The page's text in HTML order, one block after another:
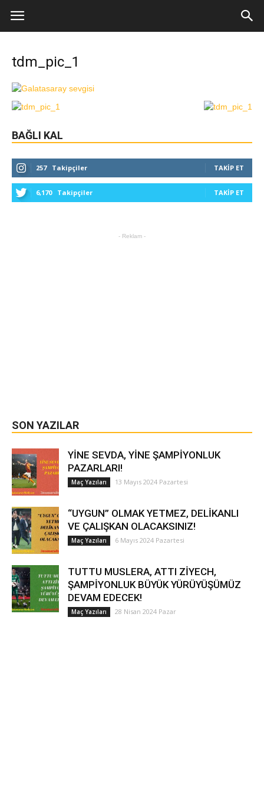
tdm_pic_1
BAĞLI KAL
257 Takipçiler TAKIP ET
6,170 Takipçiler TAKIP ET
- Reklam -
SON YAZILAR
YİNE SEVDA, YİNE ŞAMPİYONLUK
PAZARLARI!
Maç Yazıları 13 Mayıs 2024 Pazartesi
“UYGUN” OLMAK YETMEZ, DELİKANLI
VE ÇALIŞKAN OLACAKSINIZ!
Maç Yazıları 6 Mayıs 2024 Pazartesi
TUTTU MUSLERA, ATTI ZİYECH,
ŞAMPİYONLUK BÜYÜK YÜRÜYÜŞÜMÜZ
DEVAM EDECEK!
Maç Yazıları 28 Nisan 2024 Pazar